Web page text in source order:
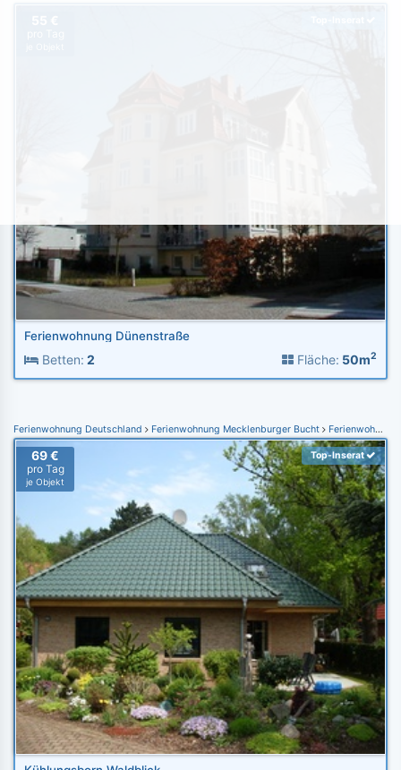
Ferienwohnung Dünenstraße
Betten: 2 Fläche: 50m2
Ferienwohnung Deutschland Ferienwohnung Mecklenburger Bucht Ferienwohnung Kühlungsborn
69 €
pro Tag
je Objekt
Top-Inserat